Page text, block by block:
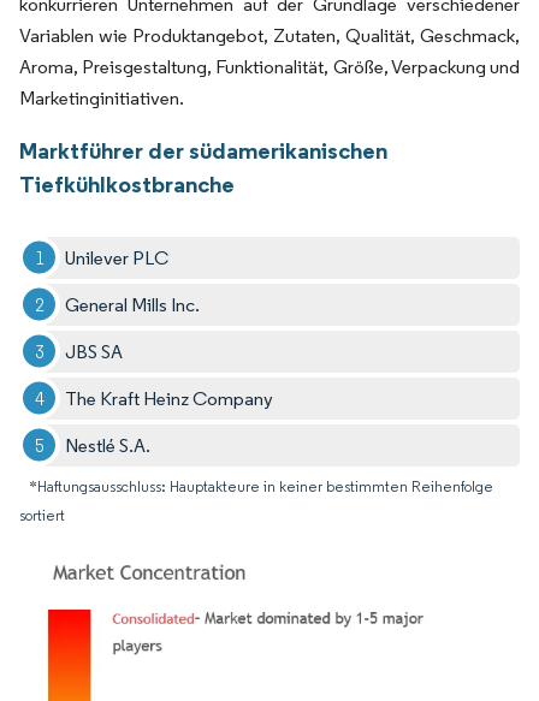
Variablen wie Produktangebot, Zutaten, Qualität, Geschmack,
Aroma, Preisgestaltung, Funktionalität, Größe, Verpackung und
Marketinginitiativen.
Marktführer der südamerikanischen
Tiefkühlkostbranche
Unilever PLC
General Mills Inc.
JBS SA
The Kraft Heinz Company
Nestlé S.A.
*Haftungsausschluss: Hauptakteure in keiner bestimmten Reihenfolge
sortiert